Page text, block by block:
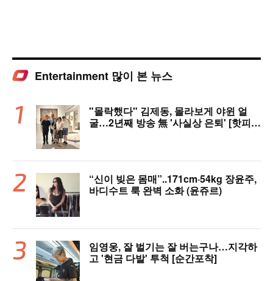
Entertainment 많이 본 뉴스
"몰락했다" 김제동, 몰라보게 야윈 얼
굴…2년째 방송 無 '사실상 은퇴' [핫피
“신이 빚은 몸매”..171cm·54kg 장윤주,
바디수트 룩 완벽 소화 (윤쥬르)
임영웅, 잘 벌기는 잘 버는구나…지각하
고 '현금 다발' 투척 [순간포착]